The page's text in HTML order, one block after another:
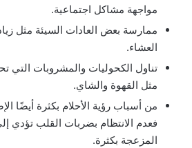
مواجهة مشاكل اجتماعية.
ممارسة بعض العادات السيئة مثل
العشاء.
تناول الكحوليات والمشروبات التي
مثل القهوة والشاي.
من أسباب رؤية الأحلام بكثرة أيضًا
فعدم الانتظام بضربات القلب تؤدي
المزعجة بكثرة.